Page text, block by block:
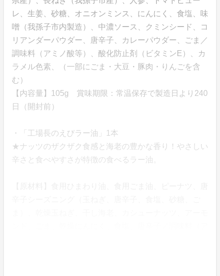
レ、生姜、砂糖、オニオンミンス、にんにく、食塩、味
噌（我孫子市内製造）、中濃ソース、クミンシード、コ
リアンダーパウダー、唐辛子、カレーパウダー、ごま／
調味料（アミノ酸等）、酸化防止剤（ビタミンE）、カ
ラメル色素、（一部にごま・大豆・豚肉・りんごを含
む）
【内容量】105g 賞味期限：常温保存で製造日より240
日（開封前）
・「工場長のえびラー油」1本
★ナッツのザクザク食感と海老の豊かな香り！やさしい
辛さと食べやすさが特徴の食べるラー油。